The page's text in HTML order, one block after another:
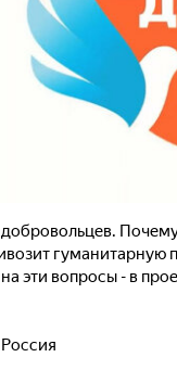
гуманитарную
эти вопросы - в
Россия